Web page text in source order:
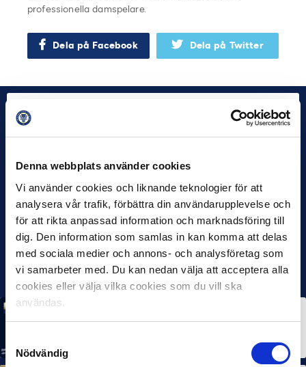
Denna webbplats använder cookies
Vi använder cookies och liknande teknologier för att
analysera vår trafik, förbättra din användarupplevelse och
för att rikta anpassad information och marknadsföring till
dig. Den information som samlas in kan komma att delas
med sociala medier och annons- och analysföretag som
vi samarbeter med. Du kan nedan välja att acceptera alla
cookies eller välja vilka cookies som du vill ska
användas.
Nödvändig
professionella damspelare.
Dela på Facebook Dela på Twitter